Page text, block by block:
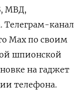
МВД,
Телеграм-канал
Max по своим
шпионской
на гаджет
телефона.